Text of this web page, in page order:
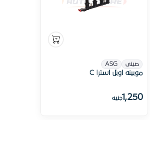
صينى ASG
موبينه اوبل استرا C
1,250جنيه